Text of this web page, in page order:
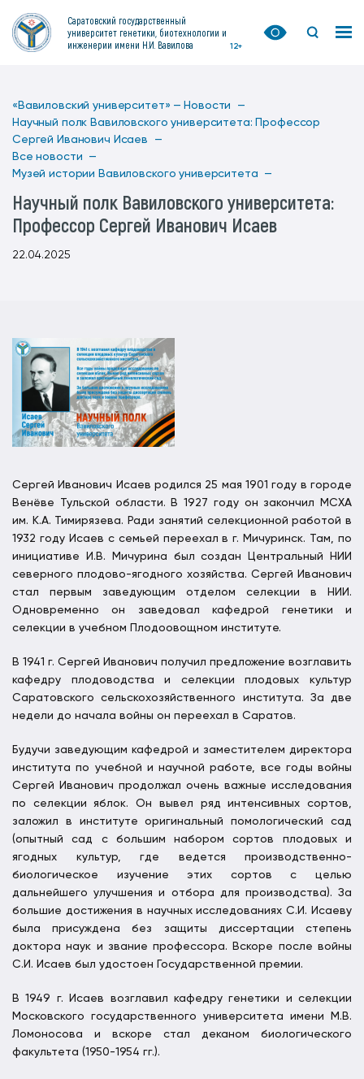
Саратовский государственный
университет генетики, биотехнологии и
инженерии имени Н.И. Вавилова
12+
«Вавиловский университет» — Новости —
Научный полк Вавиловского университета: Профессор
Сергей Иванович Исаев —
Все новости —
Музей истории Вавиловского университета —
Научный полк Вавиловского университета:
Профессор Сергей Иванович Исаев
22.04.2025
Сергей Иванович Исаев родился 25 мая 1901 году в городе
Венёве Тульской области. В 1927 году он закончил МСХА
им. К.А. Тимирязева. Ради занятий селекционной работой в
1932 году Исаев с семьей переехал в г. Мичуринск. Там, по
инициативе И.В. Мичурина был создан Центральный НИИ
северного плодово-ягодного хозяйства. Сергей Иванович
стал первым заведующим отделом селекции в НИИ.
Одновременно он заведовал кафедрой генетики и
селекции в учебном Плодоовощном институте.
В 1941 г. Сергей Иванович получил предложение возглавить
кафедру плодоводства и селекции плодовых культур
Саратовского сельскохозяйственного института. За две
недели до начала войны он переехал в Саратов.
Будучи заведующим кафедрой и заместителем директора
института по учебной и научной работе, все годы войны
Сергей Иванович продолжал очень важные исследования
по селекции яблок. Он вывел ряд интенсивных сортов,
заложил в институте оригинальный помологический сад
(опытный сад с большим набором сортов плодовых и
ягодных культур, где ведется производственно-
биологическое изучение этих сортов с целью
дальнейшего улучшения и отбора для производства). За
большие достижения в научных исследованиях С.И. Исаеву
была присуждена без защиты диссертации степень
доктора наук и звание профессора. Вскоре после войны
С.И. Исаев был удостоен Государственной премии.
В 1949 г. Исаев возглавил кафедру генетики и селекции
Московского государственного университета имени М.В.
Ломоносова и вскоре стал деканом биологического
факультета (1950-1954 гг.).